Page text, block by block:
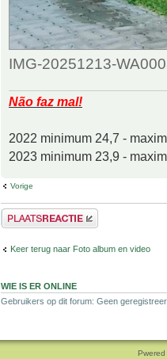
IMG-20251213-
Não faz mal!
2022 minimum 24,7 -
2023 minimum 23,9 -
Vorige
Plaats een reactie
Keer terug naar Foto album en video
WIE IS ER ONLINE
Gebruikers op dit forum: Geen